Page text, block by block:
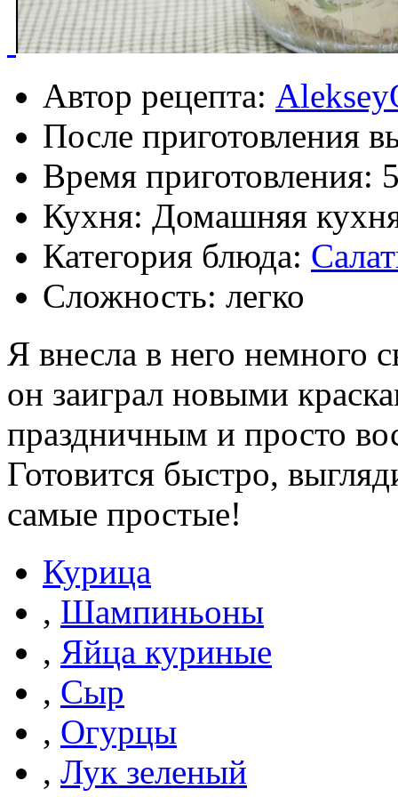
Автор рецепта:
После приготовления
Время приготовления:
Кухня: Домашняя
Категория блюда:
Сложность: легко
Я внесла в него немного
он заиграл новыми
праздничным и просто
Готовится быстро,
самые простые!
Курица
, Шампиньоны
, Яйца куриные
, Сыр
, Огурцы
, Лук зеленый